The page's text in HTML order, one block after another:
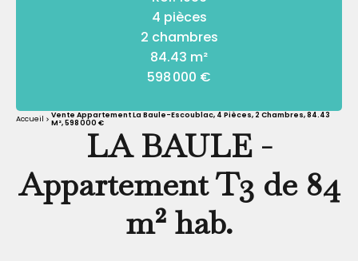
4 pièces
2 chambres
84.43 m²
598 000 €
Accueil
Vente Appartement La Baule-Escoublac, 4 Pièces, 2 Chambres, 84.43
M², 598 000 €
LA BAULE -
Appartement T3 de 84
m² hab.